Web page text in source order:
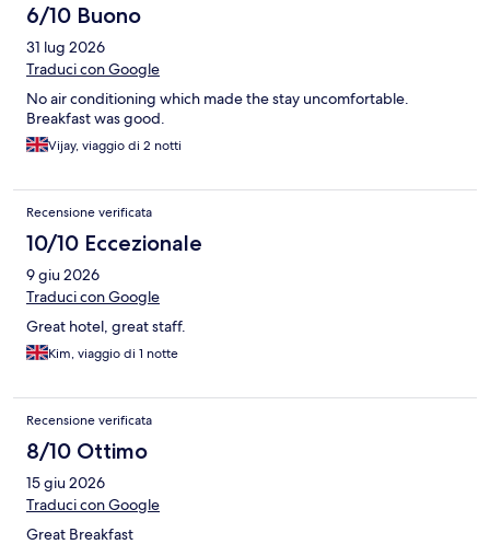
6/10 Buono
31 lug 2026
Traduci con Google
No air conditioning which made the stay uncomfortable.
Breakfast was good.
Vijay, viaggio di 2 notti
Recensione verificata
10/10 Eccezionale
9 giu 2026
Traduci con Google
Great hotel, great staff.
Kim, viaggio di 1 notte
Recensione verificata
8/10 Ottimo
15 giu 2026
Traduci con Google
Great Breakfast